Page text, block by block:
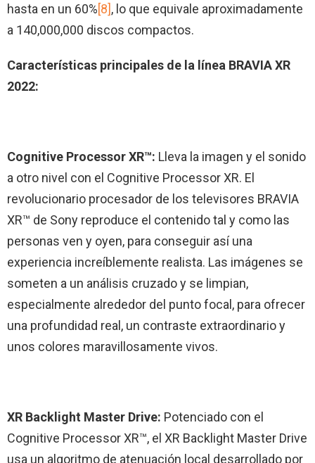
hasta en un 60%[8], lo que equivale aproximadamente
a 140,000,000 discos compactos.
Características principales de la línea BRAVIA XR
2022:
Cognitive Processor XR™: Lleva la imagen y el sonido
a otro nivel con el Cognitive Processor XR. El
revolucionario procesador de los televisores BRAVIA
XR™ de Sony reproduce el contenido tal y como las
personas ven y oyen, para conseguir así una
experiencia increíblemente realista. Las imágenes se
someten a un análisis cruzado y se limpian,
especialmente alrededor del punto focal, para ofrecer
una profundidad real, un contraste extraordinario y
unos colores maravillosamente vivos.
XR Backlight Master Drive: Potenciado con el
Cognitive Processor XR™, el XR Backlight Master Drive
usa un algoritmo de atenuación local desarrollado por